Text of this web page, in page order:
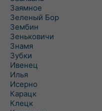
Заямное
Зеленый Бор
Зембин
Зеньковичи
Знамя
Зубки
Ивенец
Илья
Исерно
Карацк
Клецк